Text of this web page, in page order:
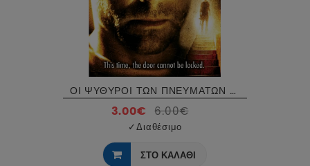
ΟΙ ΨΥΘΥΡΟΙ ΤΩΝ ΠΝΕΥΜΑΤΩΝ 2 Η ΕΠΙΣΤΡΟΦΗ - STIR OF ECHOES 2 THE HOMECOMING DVD USED
3.00€ 6.00€
✓Διαθέσιμο
ΣΤΟ ΚΑΛΑΘΙ